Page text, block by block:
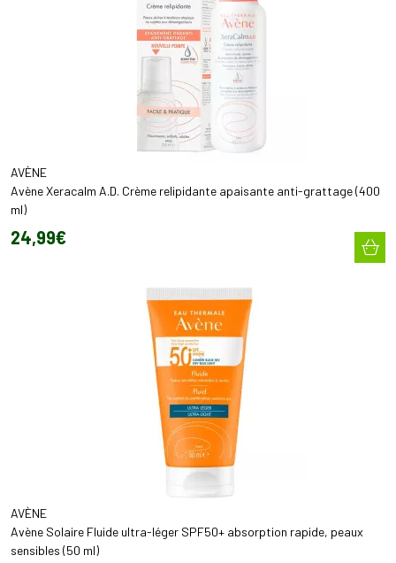
AVÈNE
Avène Xeracalm A.D. Crème relipidante apaisante anti-grattage (400
ml)
24,99€
AVÈNE
Avène Solaire Fluide ultra-léger SPF50+ absorption rapide, peaux
sensibles (50 ml)